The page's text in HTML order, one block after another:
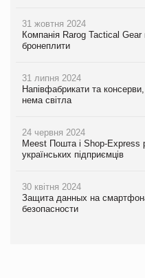
31 жовтня 2024
Компанія Rarog Tactical Gear
бронеплити
31 липня 2024
Напівфабрикати та
нема світла
24 червня 2024
Meest Пошта і Shop-
українських підприємців
30 квітня 2024
Защита данных на
безопасности